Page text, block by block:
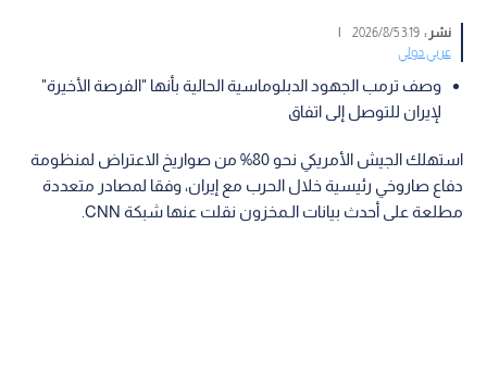
نشر :3:19 2026/8/5
|
عربي دولي
وصف ترمب الجهود الدبلوماسية الحالية بأنها "الفرصة الأخيرة"
لإيران للتوصل إلى اتفاق
استهلك الجيش الأمريكي نحو 80% من صواريخ الاعتراض لمنظومة
دفاع صاروخي رئيسية خلال الحرب مع إيران، وفقا لمصادر متعددة
مطلعة على أحدث بيانات الـمخزون نقلت عنها شبكة CNN.